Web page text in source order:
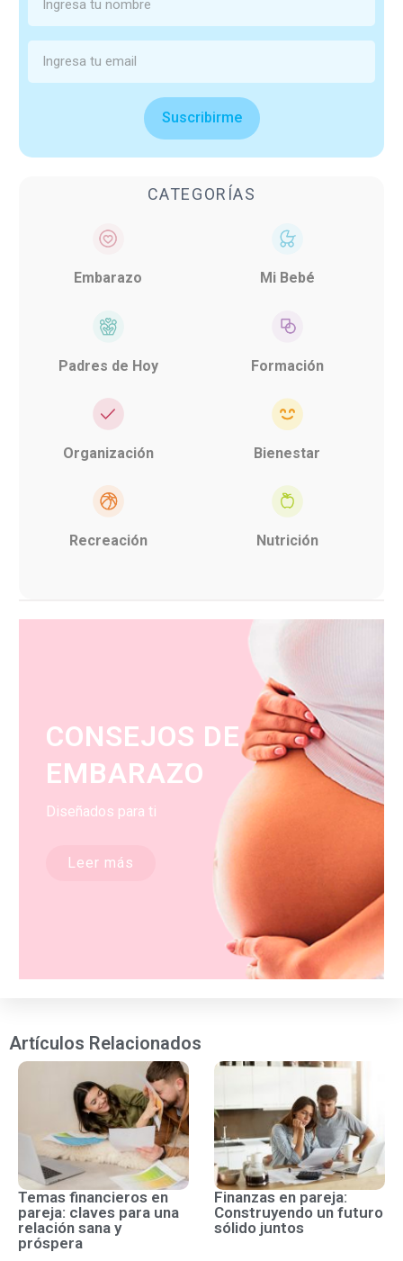
Suscribirme
CATEGORÍAS
Embarazo Mi Bebé
Padres de Hoy Formación
Organización Bienestar
Recreación Nutrición
CONSEJOS DE
EMBARAZO
Diseñados para ti
Leer más
Artículos Relacionados
Temas financieros en
pareja: claves para una
relación sana y
próspera
Finanzas en pareja:
Construyendo un futuro
sólido juntos